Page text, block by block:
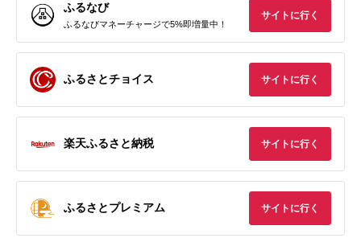
ふるなび
ふるなびマネーチャージで5%即増量中！
サイトに行く
ふるさとチョイス サイトに行く
楽天ふるさと納税 サイトに行く
ふるさとプレミアム サイトに行く